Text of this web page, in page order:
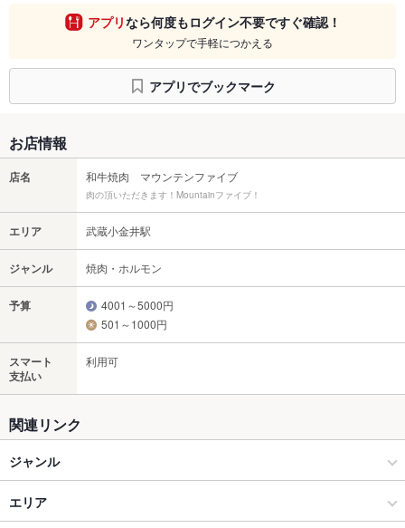
アプリなら何度もログイン不要ですぐ確認！
ワンタップで手軽につかえる
アプリでブックマーク
お店情報
店名 和牛焼肉 マウンテンファイブ
肉の頂いただきます！Mountainファイブ！
エリア 武蔵小金井駅
ジャンル 焼肉・ホルモン
予算
4001～5000円
501～1000円
スマート
支払い
利用可
関連リンク
ジャンル
焼肉・ホルモン
エリア